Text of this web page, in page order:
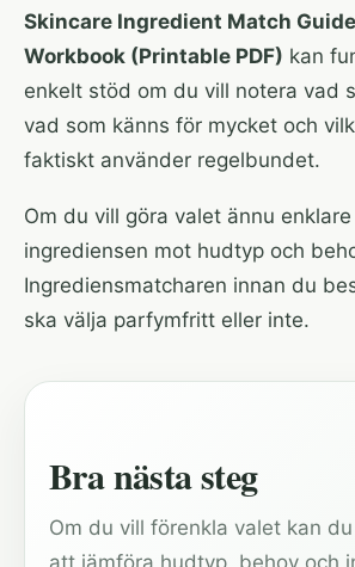
Skincare Ingredient Match
Workbook (Printable PDF) kan
enkelt stöd om du vill notera vad
vad som känns för mycket och
faktiskt använder regelbundet.
Om du vill göra valet ännu
ingrediensen mot hudtyp och
Ingrediensmatcharen innan du
ska välja parfymfritt eller inte.
Bra nästa steg
Om du vill förenkla valet kan
att jämföra hudtyp, behov och